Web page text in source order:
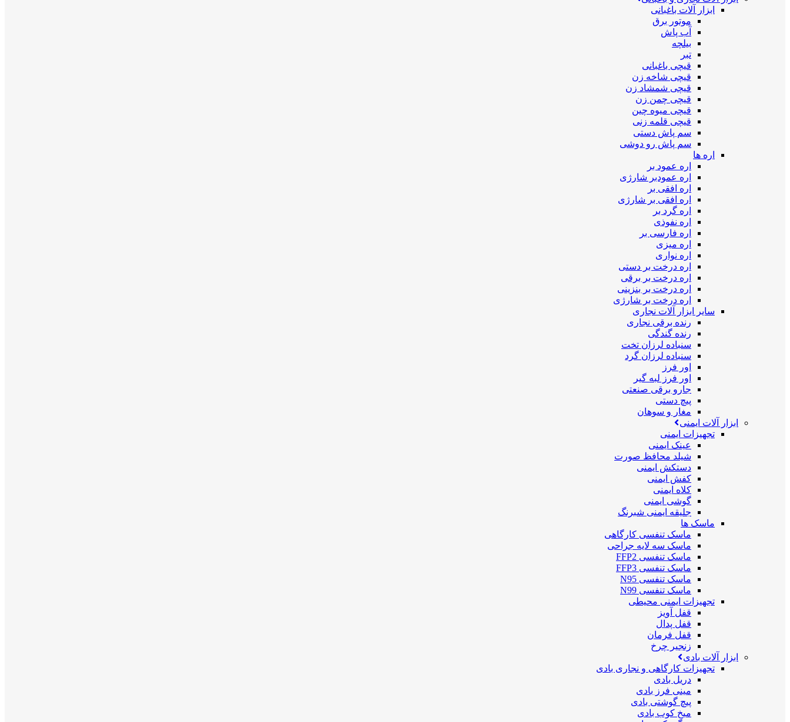
ابزار آلات باغبانی
موتور برق
آب پاش
بیلچه
تبر
قیچی باغبانی
قیچی شاخه زن
قیچی شمشاد زن
قیچی چمن زن
قیچی میوه چین
قیچی قلمه زنی
سم پاش دستی
سم پاش رو دوشی
اره ها
اره عمود بر
اره عمودبر شارژی
اره افقی بر
اره افقی بر شارژی
اره گرد بر
اره نفوذی
اره فارسی بر
اره میزی
اره نواری
اره درخت بر دستی
اره درخت بر برقی
اره درخت بر بنزینی
اره درخت بر شارژی
سایر ابزار آلات نجاری
رنده برقی نجاری
رنده گندگی
سنباده لرزان تخت
سنباده لرزان گرد
اور فرز
اور فرز لبه گیر
جارو برقی صنعتی
پیچ دستی
مغار و سوهان
ابزار آلات ایمنی
تجهیزات ایمنی
عینک ایمنی
شیلد محافظ صورت
دستکش ایمنی
کفش ایمنی
کلاه ایمنی
گوشی ایمنی
جلیقه ایمنی شبرنگ
ماسک ها
ماسک تنفسی کارگاهی
ماسک سه لایه جراحی
ماسک تنفسی FFP2
ماسک تنفسی FFP3
ماسک تنفسی N95
ماسک تنفسی N99
تجهیزات ایمنی محیطی
قفل آویز
قفل پدال
قفل فرمان
زنجیر چرخ
ابزار آلات بادی
تجهیزات کارگاهی و نجاری بادی
دریل بادی
مینی فرز بادی
پیچ گوشتی بادی
میخ کوب بادی